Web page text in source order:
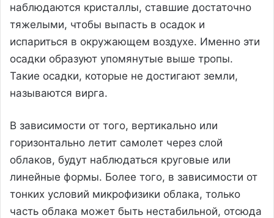
наблюдаются кристаллы, ставшие достаточно
тяжелыми, чтобы выпасть в осадок и
испариться в окружающем воздухе. Именно эти
осадки образуют упомянутые выше тропы.
Такие осадки, которые не достигают земли,
называются вирга.
В зависимости от того, вертикально или
горизонтально летит самолет через слой
облаков, будут наблюдаться круговые или
линейные формы. Более того, в зависимости от
тонких условий микрофизики облака, только
часть облака может быть нестабильной, отсюда